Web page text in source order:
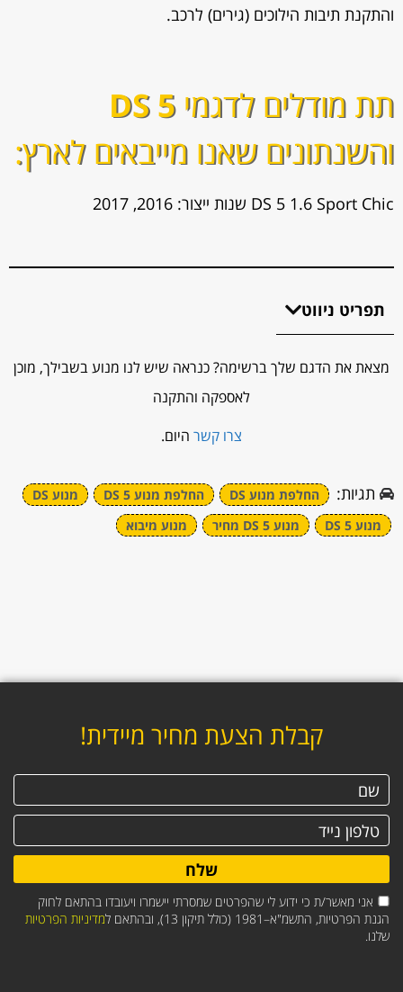
והתקנת תיבות הילוכים (גירים) לרכב.
תת מודלים לדגמיDS 5
והשנתונים שאנו מייבאים לארץ:
DS 5 1.6 Sport Chic שנות ייצור: 2016, 2017
תפריט ניווט
מצאת את הדגם שלך ברשימה? כנראה שיש לנו מנוע בשבילך, מוכן
לאספקה והתקנה
צרו קשר היום.
תגיות: החלפת מנוע DS החלפת מנוע DS 5
מנוע DS
מנוע DS 5
מנוע DS 5 מחיר מנוע מיבוא
קבלת הצעת מחיר מיידית!
אני מאשר/ת כי ידוע לי שהפרטים שמסרתי יישמרו ויעובדו בהתאם לחוק
הגנת הפרטיות, התשמ"א–1981 (כולל תיקון 13), ובהתאם ל
מדיניות הפרטיות
שלנו.
שלח